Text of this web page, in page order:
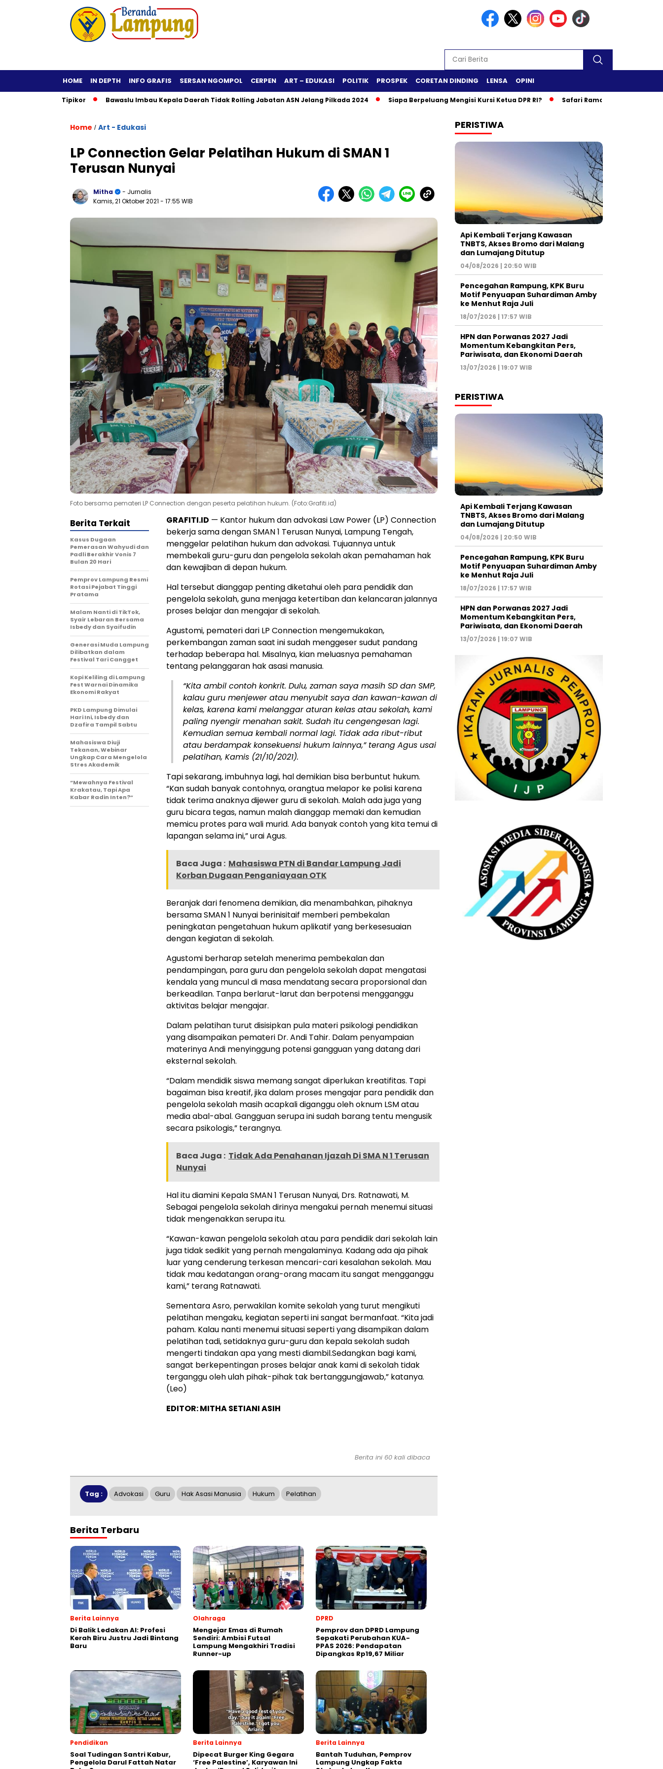
HOME IN DEPTH INFO GRAFIS SERSAN NGOMPOL CERPEN ART – EDUKASI POLITIK PROSPEK CORETAN DINDING LENSA OPINI
Bawaslu Imbau Kepala Daerah Tidak Rolling Jabatan ASN Jelang Pilkada 2024 Siapa Berpeluang Mengisi Kursi Ketua DPR RI? Safari Ramadan di Lamteng,
Home / Art - Edukasi
LP Connection Gelar Pelatihan Hukum di SMAN 1
Terusan Nunyai
Mitha
- Jurnalis
Kamis, 21 Oktober 2021 - 17:55 WIB
Foto bersama pemateri LP Connection dengan peserta pelatihan hukum. (Foto:Grafiti.id)
GRAFITI.ID — Kantor hukum dan advokasi Law Power (LP) Connection
bekerja sama dengan SMAN 1 Terusan Nunyai, Lampung Tengah,
menggelar pelatihan hukum dan advokasi. Tujuannya untuk
membekali guru-guru dan pengelola sekolah akan pemahaman hak
dan kewajiban di depan hukum.
Hal tersebut dianggap penting diketahui oleh para pendidik dan
pengelola sekolah, guna menjaga ketertiban dan kelancaran jalannya
proses belajar dan mengajar di sekolah.
Agustomi, pemateri dari LP Connection mengemukakan,
perkembangan zaman saat ini sudah menggeser sudut pandang
terhadap beberapa hal. Misalnya, kian meluasnya pemahaman
tentang pelanggaran hak asasi manusia.
“Kita ambil contoh konkrit. Dulu, zaman saya masih SD dan SMP,
kalau guru menjewer atau menyubit saya dan kawan-kawan di
kelas, karena kami melanggar aturan kelas atau sekolah, kami
paling nyengir menahan sakit. Sudah itu cengengesan lagi.
Kemudian semua kembali normal lagi. Tidak ada ribut-ribut
atau berdampak konsekuensi hukum lainnya,” terang Agus usai
pelatihan, Kamis (21/10/2021).
Tapi sekarang, imbuhnya lagi, hal demikian bisa berbuntut hukum.
“Kan sudah banyak contohnya, orangtua melapor ke polisi karena
tidak terima anaknya dijewer guru di sekolah. Malah ada juga yang
guru bicara tegas, namun malah dianggap memaki dan kemudian
memicu protes para wali murid. Ada banyak contoh yang kita temui di
lapangan selama ini,” urai Agus.
Baca Juga : Mahasiswa PTN di Bandar Lampung Jadi
Korban Dugaan Penganiayaan OTK
Beranjak dari fenomena demikian, dia menambahkan, pihaknya
bersama SMAN 1 Nunyai berinisitaif memberi pembekalan
peningkatan pengetahuan hukum aplikatif yang berkesesuaian
dengan kegiatan di sekolah.
Agustomi berharap setelah menerima pembekalan dan
pendampingan, para guru dan pengelola sekolah dapat mengatasi
kendala yang muncul di masa mendatang secara proporsional dan
berkeadilan. Tanpa berlarut-larut dan berpotensi mengganggu
aktivitas belajar mengajar.
Dalam pelatihan turut disisipkan pula materi psikologi pendidikan
yang disampaikan pemateri Dr. Andi Tahir. Dalam penyampaian
materinya Andi menyinggung potensi gangguan yang datang dari
eksternal sekolah.
“Dalam mendidik siswa memang sangat diperlukan kreatifitas. Tapi
bagaiman bisa kreatif, jika dalam proses mengajar para pendidik dan
pengelola sekolah masih acapkali diganggu oleh oknum LSM atau
media abal-abal. Gangguan serupa ini sudah barang tentu mengusik
secara psikologis,” terangnya.
Baca Juga : Tidak Ada Penahanan Ijazah Di SMA N 1 Terusan
Nunyai
Hal itu diamini Kepala SMAN 1 Terusan Nunyai, Drs. Ratnawati, M.
Sebagai pengelola sekolah dirinya mengakui pernah menemui situasi
tidak mengenakkan serupa itu.
“Kawan-kawan pengelola sekolah atau para pendidik dari sekolah lain
juga tidak sedikit yang pernah mengalaminya. Kadang ada aja pihak
luar yang cenderung terkesan mencari-cari kesalahan sekolah. Mau
tidak mau kedatangan orang-orang macam itu sangat mengganggu
kami,” terang Ratnawati.
Sementara Asro, perwakilan komite sekolah yang turut mengikuti
pelatihan mengaku, kegiatan seperti ini sangat bermanfaat. “Kita jadi
paham. Kalau nanti menemui situasi seperti yang disampikan dalam
pelatihan tadi, setidaknya guru-guru dan kepala sekolah sudah
mengerti tindakan apa yang mesti diambil.Sedangkan bagi kami,
sangat berkepentingan proses belajar anak kami di sekolah tidak
terganggu oleh ulah pihak-pihak tak bertanggungjawab,” katanya.
(Leo)
EDITOR: MITHA SETIANI ASIH
Berita Terkait
Kasus Dugaan
Pemerasan Wahyudi dan
Padli Berakhir Vonis 7
Bulan 20 Hari
Pemprov Lampung Resmi
Rotasi Pejabat Tinggi
Pratama
Malam Nanti di TikTok,
Syair Lebaran Bersama
Isbedy dan Syaifudin
Generasi Muda Lampung
Dilibatkan dalam
Festival Tari Cangget
Kopi Keliling di Lampung
Fest Warnai Dinamika
Ekonomi Rakyat
PKD Lampung Dimulai
Hari Ini, Isbedy dan
Dzafira Tampil Sabtu
Mahasiswa Diuji
Tekanan, Webinar
Ungkap Cara Mengelola
Stres Akademik
“Mewahnya Festival
Krakatau, Tapi Apa
Kabar Radin Inten?”
Berita ini 60 kali dibaca
Tag : Advokasi Guru Hak Asasi Manusia Hukum Pelatihan
Berita Terbaru
Berita Lainnya
Di Balik Ledakan AI: Profesi
Kerah Biru Justru Jadi Bintang
Baru
Olahraga
Mengejar Emas di Rumah
Sendiri: Ambisi Futsal
Lampung Mengakhiri Tradisi
Runner-up
DPRD
Pemprov dan DPRD Lampung
Sepakati Perubahan KUA-
PPAS 2026: Pendapatan
Dipangkas Rp19,67 Miliar
Pendidikan
Soal Tudingan Santri Kabur,
Pengelola Darul Fattah Natar
Berita Lainnya
Dipecat Burger King Gegara
‘Free Palestine’, Karyawan Ini
Berita Lainnya
Bantah Tuduhan, Pemprov
Lampung Ungkap Fakta
PERISTIWA
Api Kembali Terjang Kawasan
TNBTS, Akses Bromo dari Malang
dan Lumajang Ditutup
04/08/2026 | 20:50 WIB
Pencegahan Rampung, KPK Buru
Motif Penyuapan Suhardiman Amby
ke Menhut Raja Juli
18/07/2026 | 17:57 WIB
HPN dan Porwanas 2027 Jadi
Momentum Kebangkitan Pers,
Pariwisata, dan Ekonomi Daerah
13/07/2026 | 19:07 WIB
PERISTIWA
Api Kembali Terjang Kawasan
TNBTS, Akses Bromo dari Malang
dan Lumajang Ditutup
04/08/2026 | 20:50 WIB
Pencegahan Rampung, KPK Buru
Motif Penyuapan Suhardiman Amby
ke Menhut Raja Juli
18/07/2026 | 17:57 WIB
HPN dan Porwanas 2027 Jadi
Momentum Kebangkitan Pers,
Pariwisata, dan Ekonomi Daerah
13/07/2026 | 19:07 WIB